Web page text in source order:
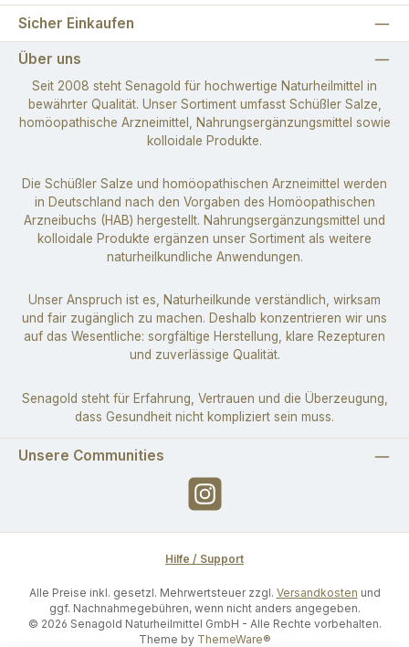
Sicher Einkaufen
Über uns
Seit 2008 steht Senagold für hochwertige Naturheilmittel in
bewährter Qualität. Unser Sortiment umfasst Schüßler Salze,
homöopathische Arzneimittel, Nahrungsergänzungsmittel sowie
kolloidale Produkte.
Die Schüßler Salze und homöopathischen Arzneimittel werden
in Deutschland nach den Vorgaben des Homöopathischen
Arzneibuchs (HAB) hergestellt. Nahrungsergänzungsmittel und
kolloidale Produkte ergänzen unser Sortiment als weitere
naturheilkundliche Anwendungen.
Unser Anspruch ist es, Naturheilkunde verständlich, wirksam
und fair zugänglich zu machen. Deshalb konzentrieren wir uns
auf das Wesentliche: sorgfältige Herstellung, klare Rezepturen
und zuverlässige Qualität.
Senagold steht für Erfahrung, Vertrauen und die Überzeugung,
dass Gesundheit nicht kompliziert sein muss.
Unsere Communities
Instagram
Hilfe / Support
Alle Preise inkl. gesetzl. Mehrwertsteuer zzgl. Versandkosten und
ggf. Nachnahmegebühren, wenn nicht anders angegeben.
© 2026 Senagold Naturheilmittel GmbH - Alle Rechte vorbehalten.
Theme by ThemeWare®